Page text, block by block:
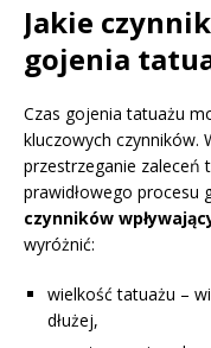
Jakie
gojenia
Czas gojenia tatuażu
kluczowych czynników.
przestrzeganie zaleceń
prawidłowego procesu
czynników
wyróżnić:
wielkość tatuażu –
dłużej,